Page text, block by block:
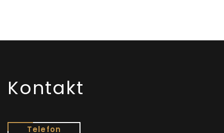
Kontakt
Telefon